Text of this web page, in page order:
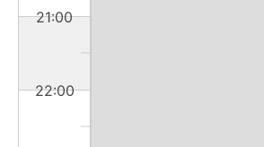
21:00
22:00